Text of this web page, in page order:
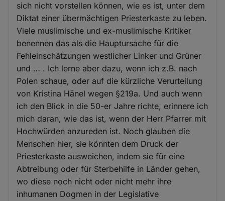
sich nicht vorstellen können, wie es ist, unter dem
Diktat einer übermächtigen Priesterkaste zu leben.
Viele muslimische und ex-muslimische Kritiker
benennen das als die Hauptursache für die
Fehleinschätzungen westlicher Linker und Grüner
und … . Ich lerne aber dazu, wenn ich z.B. nach
Polen schaue, oder auf die kürzliche Verurteilung
von Kristina Hänel wegen §219a. Und auch wenn
ich den Blick in die 50-er Jahre richte, erinnere ich
mich daran, wie das ist, wenn der Herr Pfarrer mit
Hochwürden anzureden ist. Noch glauben die
Menschen hier, sie könnten dem Druck der
Priesterkaste ausweichen, indem sie für eine
Abtreibung oder für Sterbehilfe in Länder gehen,
wo diese noch nicht oder nicht mehr ihre
inhumanen Dogmen in der Legislative